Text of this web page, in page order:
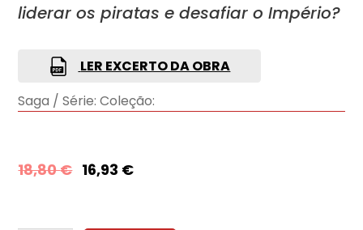
liderar os piratas e desafiar o Império?
LER EXCERTO DA OBRA
Saga / Série: Coleção:
18,80€ 16,93 €